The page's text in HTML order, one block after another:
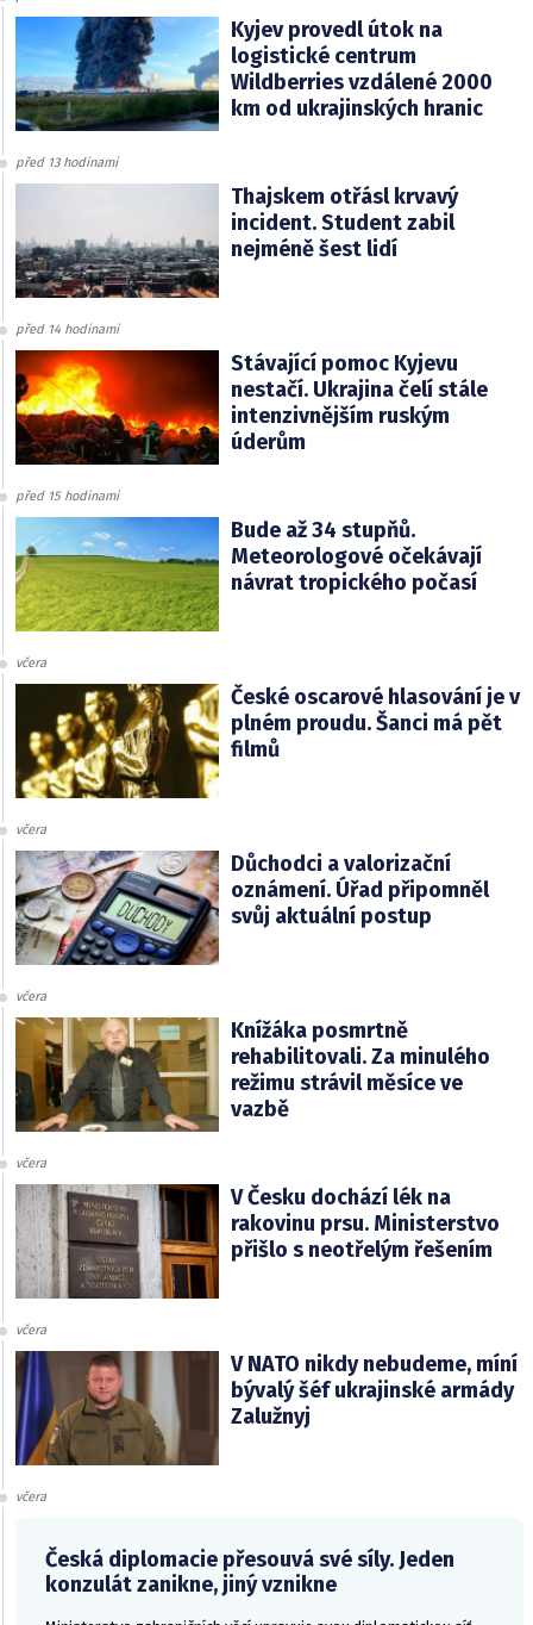
Kyjev provedl útok na
logistické centrum
Wildberries vzdálené 2000
km od ukrajinských hranic
před 13 hodinami
Thajskem otřásl krvavý
incident. Student zabil
nejméně šest lidí
před 14 hodinami
Stávající pomoc Kyjevu
nestačí. Ukrajina čelí stále
intenzivnějším ruským
úderům
před 15 hodinami
Bude až 34 stupňů.
Meteorologové očekávají
návrat tropického počasí
včera
České oscarové hlasování je v
plném proudu. Šanci má pět
filmů
včera
Důchodci a valorizační
oznámení. Úřad připomněl
svůj aktuální postup
včera
Knížáka posmrtně
rehabilitovali. Za minulého
režimu strávil měsíce ve
vazbě
včera
V Česku dochází lék na
rakovinu prsu. Ministerstvo
přišlo s neotřelým řešením
včera
V NATO nikdy nebudeme, míní
bývalý šéf ukrajinské armády
Zalužnyj
včera
Česká diplomacie přesouvá své síly. Jeden
konzulát zanikne, jiný vznikne